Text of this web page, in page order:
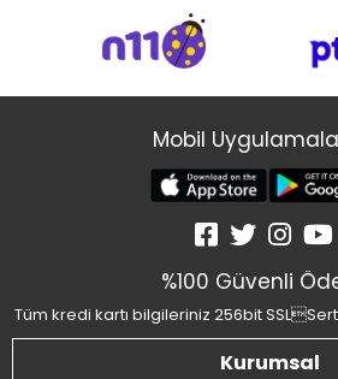
Mobil
%100 Güvenli
Tüm kredi kartı bilgileriniz 256bit
Kurumsal